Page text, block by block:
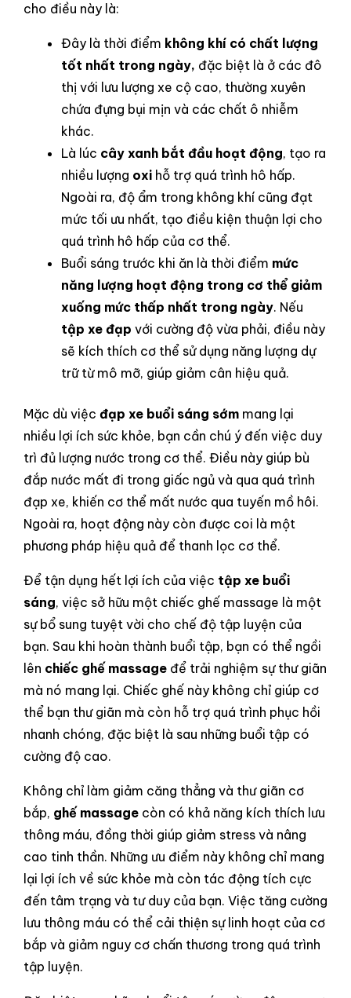
cho điều này là:
Đây là thời điểm không khí có chất lượng
tốt nhất trong ngày, đặc biệt là ở các đô
thị với lưu lượng xe cộ cao, thường xuyên
chứa đựng bụi mịn và các chất ô nhiễm
khác.
Là lúc cây xanh bắt đầu hoạt động, tạo ra
nhiều lượng oxi hỗ trợ quá trình hô hấp.
Ngoài ra, độ ẩm trong không khí cũng đạt
mức tối ưu nhất, tạo điều kiện thuận lợi cho
quá trình hô hấp của cơ thể.
Buổi sáng trước khi ăn là thời điểm mức
năng lượng hoạt động trong cơ thể giảm
xuống mức thấp nhất trong ngày. Nếu
tập xe đạp với cường độ vừa phải, điều này
sẽ kích thích cơ thể sử dụng năng lượng dự
trữ từ mô mỡ, giúp giảm cân hiệu quả.
Mặc dù việc đạp xe buổi sáng sớm mang lại
nhiều lợi ích sức khỏe, bạn cần chú ý đến việc duy
trì đủ lượng nước trong cơ thể. Điều này giúp bù
đắp nước mất đi trong giấc ngủ và qua quá trình
đạp xe, khiến cơ thể mất nước qua tuyến mồ hôi.
Ngoài ra, hoạt động này còn được coi là một
phương pháp hiệu quả để thanh lọc cơ thể.
Để tận dụng hết lợi ích của việc tập xe buổi
sáng, việc sở hữu một chiếc ghế massage là một
sự bổ sung tuyệt vời cho chế độ tập luyện của
bạn. Sau khi hoàn thành buổi tập, bạn có thể ngồi
lên chiếc ghế massage để trải nghiệm sự thư giãn
mà nó mang lại. Chiếc ghế này không chỉ giúp cơ
thể bạn thư giãn mà còn hỗ trợ quá trình phục hồi
nhanh chóng, đặc biệt là sau những buổi tập có
cường độ cao.
Không chỉ làm giảm căng thẳng và thư giãn cơ
bắp, ghế massage còn có khả năng kích thích lưu
thông máu, đồng thời giúp giảm stress và nâng
cao tinh thần. Những ưu điểm này không chỉ mang
lại lợi ích về sức khỏe mà còn tác động tích cực
đến tâm trạng và tư duy của bạn. Việc tăng cường
lưu thông máu có thể cải thiện sự linh hoạt của cơ
bắp và giảm nguy cơ chấn thương trong quá trình
tập luyện.